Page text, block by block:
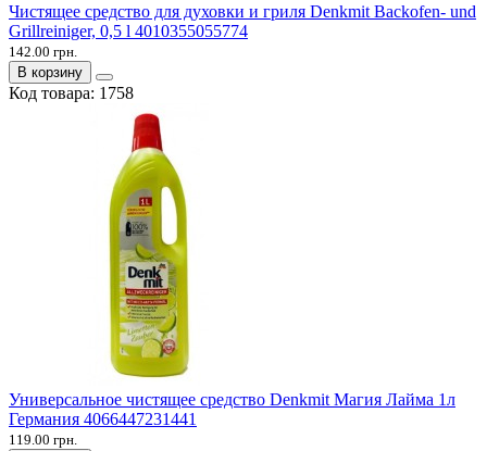
Чистящее средство для духовки и гриля Denkmit Backofen- und
Grillreiniger, 0,5 l 4010355055774
142.00 грн.
В корзину
Код товара: 1758
Универсальное чистящее средство Denkmit Магия Лайма 1л
Германия 4066447231441
119.00 грн.